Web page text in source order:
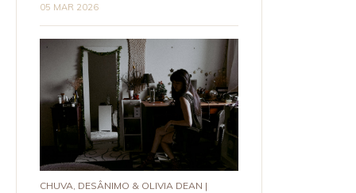
05 MAR 2026
CHUVA, DESÂNIMO & OLIVIA DEAN |